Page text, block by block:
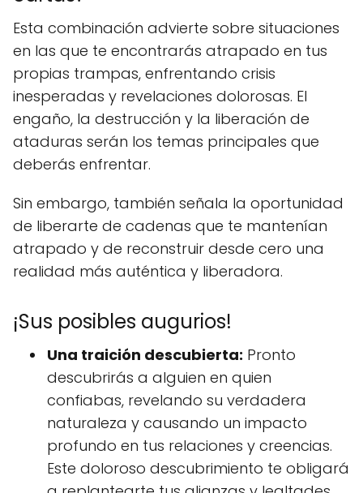
Esta combinación advierte sobre situaciones
en las que te encontrarás atrapado en tus
propias trampas, enfrentando crisis
inesperadas y revelaciones dolorosas. El
engaño, la destrucción y la liberación de
ataduras serán los temas principales que
deberás enfrentar.
Sin embargo, también señala la oportunidad
de liberarte de cadenas que te mantenían
atrapado y de reconstruir desde cero una
realidad más auténtica y liberadora.
¡Sus posibles augurios!
Una traición descubierta: Pronto
descubrirás a alguien en quien
confiabas, revelando su verdadera
naturaleza y causando un impacto
profundo en tus relaciones y creencias.
Este doloroso descubrimiento te obligará